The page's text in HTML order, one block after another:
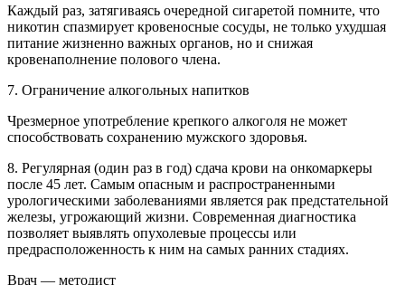
Каждый раз, затягиваясь очередной сигаретой помните, что
никотин спазмирует кровеносные сосуды, не только ухудшая
питание жизненно важных органов, но и снижая
кровенаполнение полового члена.
7. Ограничение алкогольных напитков
Чрезмерное употребление крепкого алкоголя не может
способствовать сохранению мужского здоровья.
8. Регулярная (один раз в год) сдача крови на онкомаркеры
после 45 лет. Самым опасным и распространенными
урологическими заболеваниями является рак предстательной
железы, угрожающий жизни. Современная диагностика
позволяет выявлять опухолевые процессы или
предрасположенность к ним на самых ранних стадиях.
Врач — методист